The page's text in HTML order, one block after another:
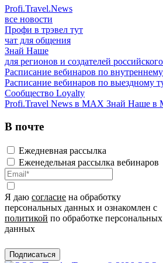
Profi.Travel.News
все новости
Профи в трэвел тут
чат для общения
Знай Наше
для регионов и создателей
Расписание вебинаров по
Расписание вебинаров по выездному
Сообщество Loyalty
Profi.Travel News в MAX Знай Наше в
В почте
Ежедневная рассылка
Еженедельная рассылка вебинаров
Я даю согласие на обработку
персональных данных и ознакомлен с
политикой по обработке персональных
данных
Подписаться